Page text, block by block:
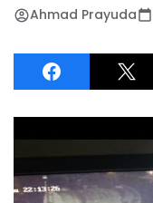
Ahmad Prayuda